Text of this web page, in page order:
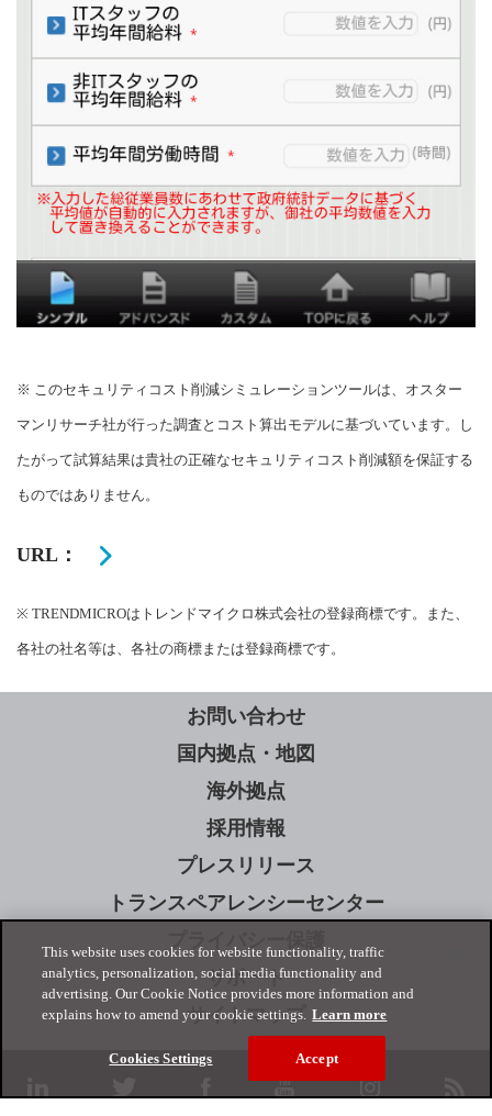
※ このセキュリティコスト削減シミュレーションツールは、オスター
マンリサーチ社が行った調査とコスト算出モデルに基づいています。し
たがって試算結果は貴社の正確なセキュリティコスト削減額を保証する
ものではありません。
URL：
※ TRENDMICROはトレンドマイクロ株式会社の登録商標です。また、
各社の社名等は、各社の商標または登録商標です。
お問い合わせ
国内拠点・地図
海外拠点
採用情報
プレスリリース
トランスペアレンシーセンター
サポート
サイトマップ
youtube instagram
This website uses cookies for website functionality, traffic
analytics, personalization, social media functionality and
advertising. Our Cookie Notice provides more information and
explains how to amend your cookie settings. Learn more
Cookies Settings Accept